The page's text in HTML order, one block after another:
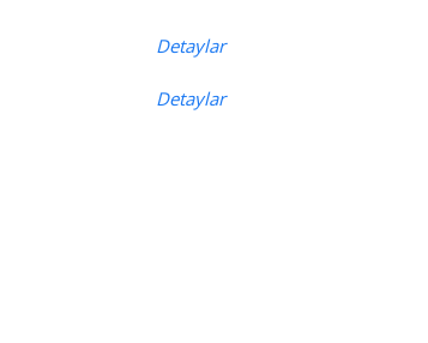
Detaylar
Detaylar